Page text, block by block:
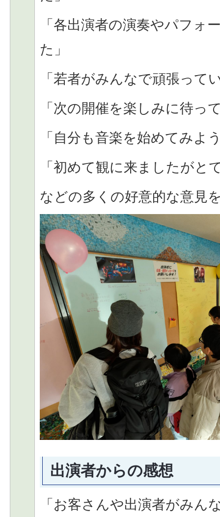
「各出演者の演奏やパフォ
た」
「若者がみんなで頑張って
「次の開催を楽しみに待っ
「自分も音楽を始めてみよ
「初めて観に来ましたがと
などの多くの好意的な意見
出演者からの感想
「お客さんや出演者がみん